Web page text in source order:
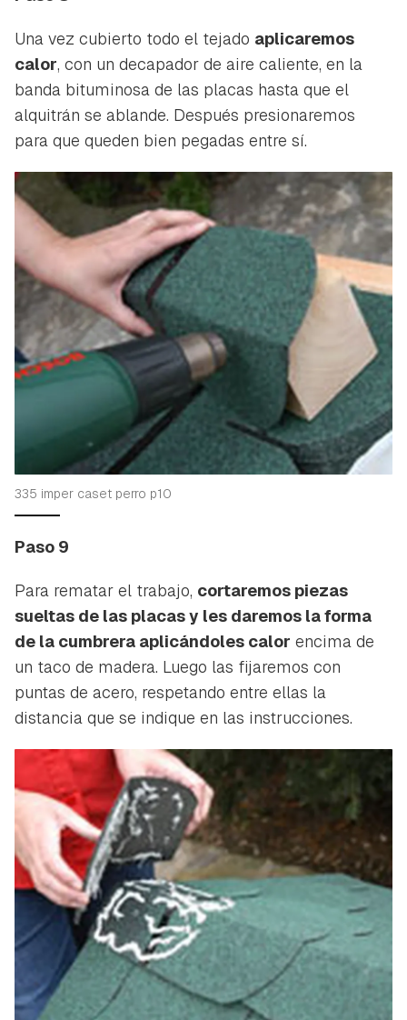
Una vez cubierto todo el tejado aplicaremos
calor, con un decapador de aire caliente, en la
banda bituminosa de las placas hasta que el
alquitrán se ablande. Después presionaremos
para que queden bien pegadas entre sí.
335 imper caset perro p10
Paso 9
Para rematar el trabajo, cortaremos piezas
sueltas de las placas y les daremos la forma
de la cumbrera aplicándoles calor encima de
un taco de madera. Luego las fijaremos con
puntas de acero, respetando entre ellas la
distancia que se indique en las instrucciones.